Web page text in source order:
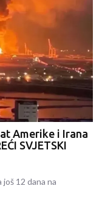
Amerike i Irana
SVJETSKI
12 dana na